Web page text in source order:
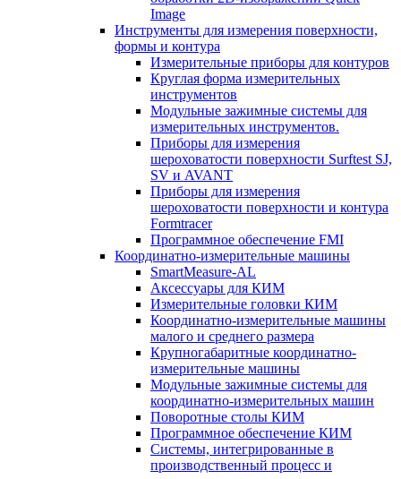
Image
Инструменты для измерения поверхности,
формы и контура
Измерительные приборы для контуров
Круглая форма измерительных
инструментов
Модульные зажимные системы для
измерительных инструментов.
Приборы для измерения
шероховатости поверхности Surftest SJ,
SV и AVANT
Приборы для измерения
шероховатости поверхности и контура
Formtracer
Программное обеспечение FMI
Координатно-измерительные машины
SmartMeasure-AL
Аксессуары для КИМ
Измерительные головки КИМ
Координатно-измерительные машины
малого и среднего размера
Крупногабаритные координатно-
измерительные машины
Модульные зажимные системы для
координатно-измерительных машин
Поворотные столы КИМ
Программное обеспечение КИМ
Системы, интегрированные в
производственный процесс и